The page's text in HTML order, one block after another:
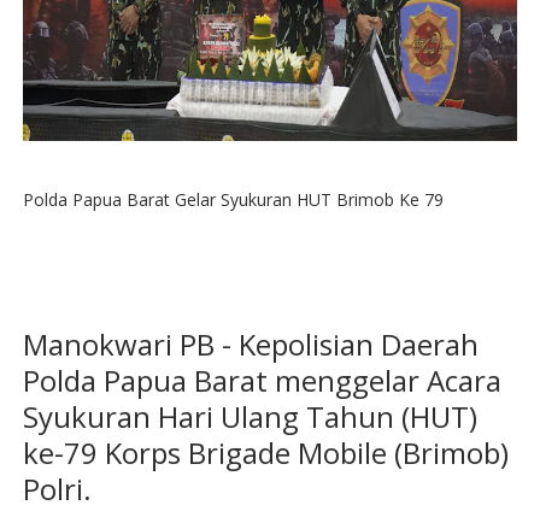
Polda Papua Barat Gelar Syukuran HUT Brimob Ke 79
Manokwari PB - Kepolisian Daerah
Polda Papua Barat menggelar Acara
Syukuran Hari Ulang Tahun (HUT)
ke-79 Korps Brigade Mobile (Brimob)
Polri.